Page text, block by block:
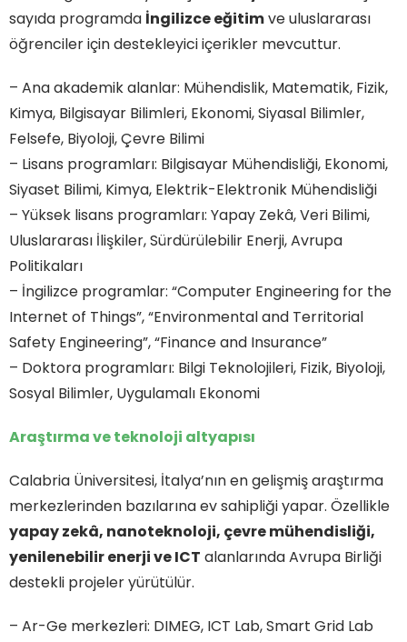
sayıda programda İngilizce eğitimve uluslararası
öğrenciler için destekleyici içerikler mevcuttur.
– Ana akademik alanlar: Mühendislik, Matematik, Fizik,
Kimya, Bilgisayar Bilimleri, Ekonomi, Siyasal Bilimler,
Felsefe, Biyoloji, Çevre Bilimi
– Lisans programları: Bilgisayar Mühendisliği, Ekonomi,
Siyaset Bilimi, Kimya, Elektrik-Elektronik Mühendisliği
– Yüksek lisans programları: Yapay Zekâ, Veri Bilimi,
Uluslararası İlişkiler, Sürdürülebilir Enerji, Avrupa
Politikaları
– İngilizce programlar: “Computer Engineering for the
Internet of Things”, “Environmental and Territorial
Safety Engineering”, “Finance and Insurance”
– Doktora programları: Bilgi Teknolojileri, Fizik, Biyoloji,
Sosyal Bilimler, Uygulamalı Ekonomi
Araştırma ve teknoloji altyapısı
Calabria Üniversitesi, İtalya’nın en gelişmiş araştırma
merkezlerinden bazılarına ev sahipliği yapar. Özellikle
yapay zekâ, nanoteknoloji, çevre mühendisliği,
yenilenebilir enerji ve ICT alanlarında Avrupa Birliği
destekli projeler yürütülür.
– Ar-Ge merkezleri: DIMEG, ICT Lab, Smart Grid Lab